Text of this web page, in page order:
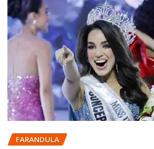
FARANDULA